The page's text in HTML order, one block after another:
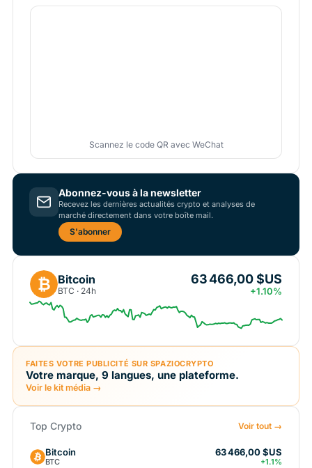
Scannez le code QR avec WeChat
Abonnez-vous à la newsletter
Recevez les dernières actualités crypto et analyses de
marché directement dans votre boîte mail.
S'abonner
₿ Bitcoin
BTC · 24h
63 466,00 $US
+1.10%
FAITES VOTRE PUBLICITÉ SUR SPAZIOCRYPTO
Votre marque, 9 langues, une plateforme.
Voir le kit média →
Top Crypto Voir tout →
Bitcoin
BTC
63 466,00 $US
+1.1%